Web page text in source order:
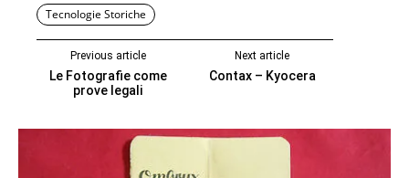
Tecnologie Storiche
Previous article
Le Fotografie come
prove legali
Next article
Contax – Kyocera